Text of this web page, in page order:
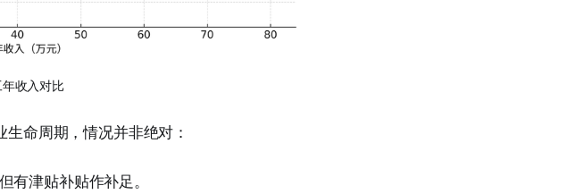
收入对比
命周期，情况并非绝对：
有津贴补贴作补足。